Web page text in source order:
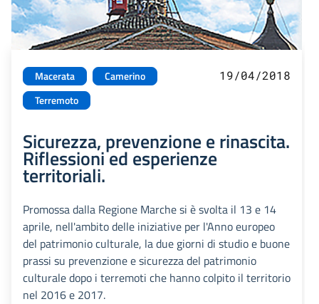
Macerata
Camerino
Terremoto
19/04/2018
Sicurezza, prevenzione e rinascita.
Riflessioni ed esperienze
territoriali.
Promossa dalla Regione Marche si è svolta il 13 e 14
aprile, nell'ambito delle iniziative per l'Anno europeo
del patrimonio culturale, la due giorni di studio e buone
prassi su prevenzione e sicurezza del patrimonio
culturale dopo i terremoti che hanno colpito il territorio
nel 2016 e 2017.